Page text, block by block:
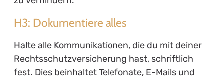
H3: Dokumentiere alles
Halte alle Kommunikationen, die du mit deiner
Rechtsschutzversicherung hast, schriftlich
fest. Dies beinhaltet Telefonate, E-Mails und